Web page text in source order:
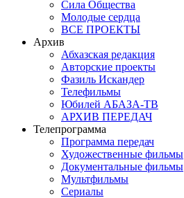
Сила Общества
Молодые сердца
ВСЕ ПРОЕКТЫ
Архив
Абхазская редакция
Авторские проекты
Фазиль Искандер
Телефильмы
Юбилей АБАЗА-ТВ
АРХИВ ПЕРЕДАЧ
Телепрограмма
Программа передач
Художественные фильмы
Документальные фильмы
Мультфильмы
Сериалы